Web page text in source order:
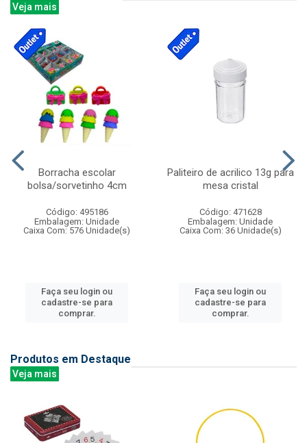
Veja mais
Borracha escolar
bolsa/sorvetinho 4cm
Código: 495186
Embalagem: Unidade
Caixa Com: 576 Unidade(s)
Faça seu login ou
cadastre-se para
comprar.
Paliteiro de acrilico 13g para
mesa cristal
Código: 471628
Embalagem: Unidade
Caixa Com: 36 Unidade(s)
Faça seu login ou
cadastre-se para
comprar.
Produtos em Destaque
Veja mais